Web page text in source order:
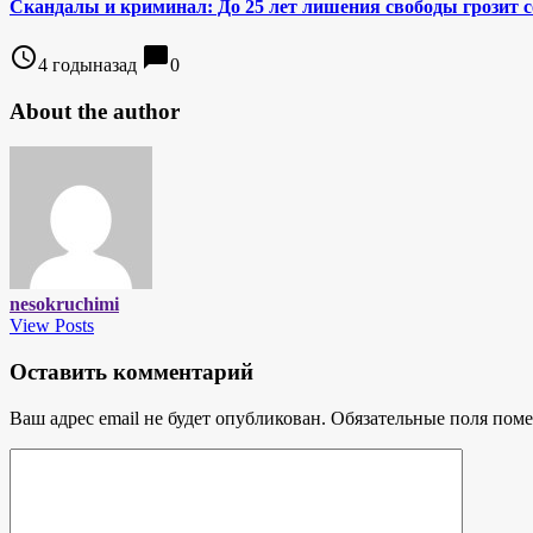
Скандалы и криминал: До 25 лет лишения свободы грозит
access_time4 годыназад chat_bubble0
About the author
nesokruchimi
View Posts
Оставить комментарий
Ваш адрес email не будет опубликован. Обязательные поля